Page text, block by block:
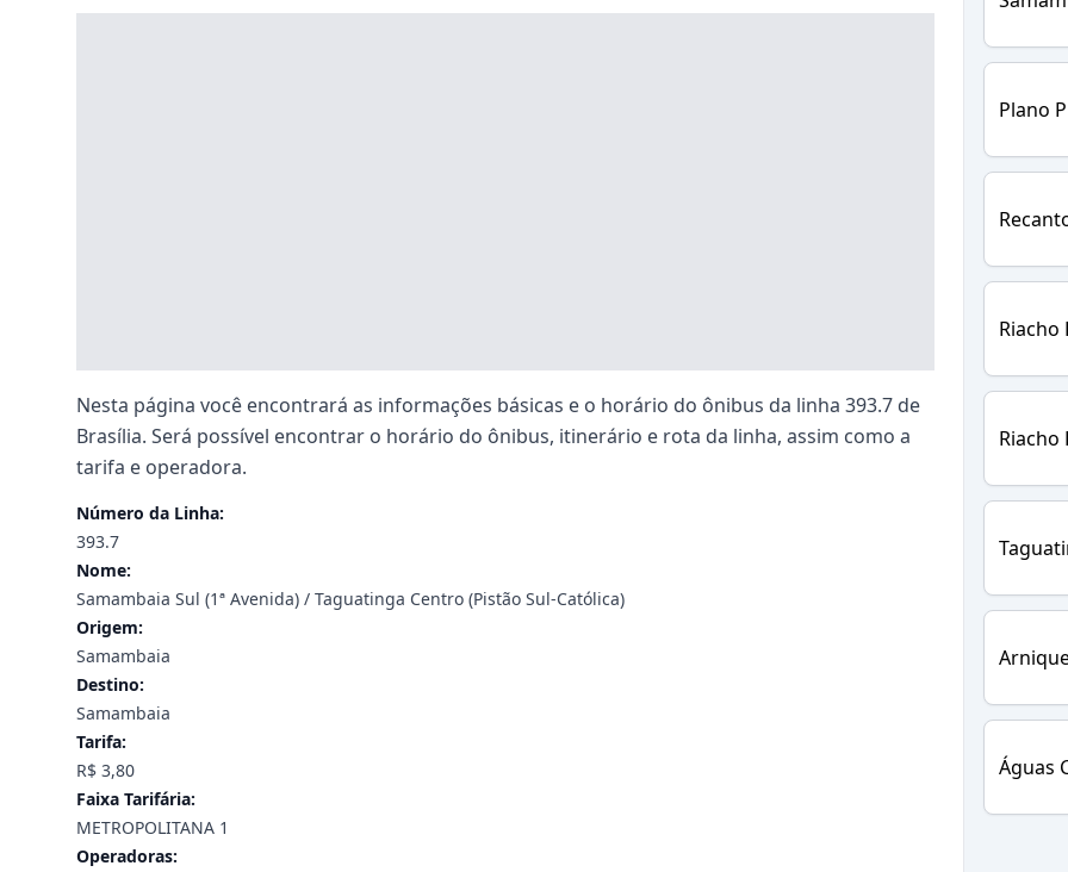
Nesta página você encontrará as informações básicas e o horário do ônibus da linha 393.7 de
Brasília. Será possível encontrar o horário do ônibus, itinerário e rota da linha, assim como a
tarifa e operadora.
Número da Linha:
393.7
Nome:
Samambaia Sul (1ª Avenida) / Taguatinga Centro (Pistão Sul-Católica)
Origem:
Samambaia
Destino:
Samambaia
Tarifa:
R$ 3,80
Faixa Tarifária:
METROPOLITANA 1
Operadoras:
Plano
Riacho
Riacho
Águas